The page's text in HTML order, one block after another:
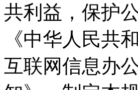
共利益，保护
《中华人民共
互联网信息办